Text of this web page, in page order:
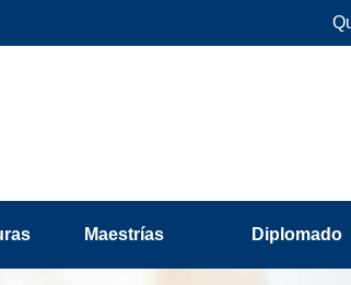
Maestrías Diplomado